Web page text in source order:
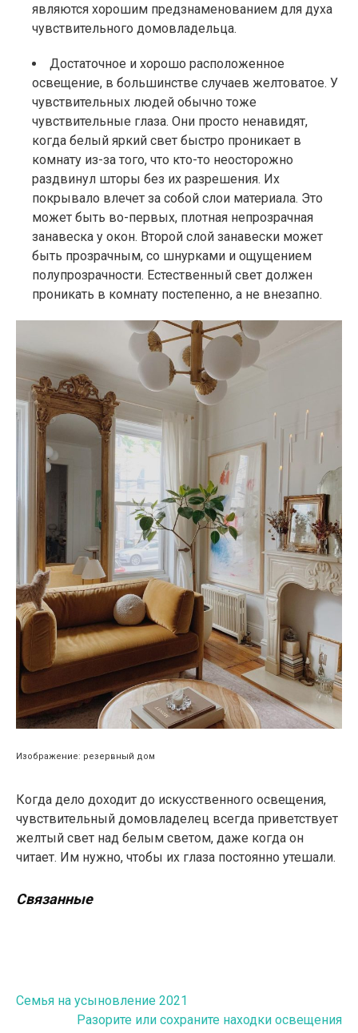
являются хорошим предзнаменованием для духа
чувствительного домовладельца.
Достаточное и хорошо расположенное
освещение, в большинстве случаев желтоватое. У
чувствительных людей обычно тоже
чувствительные глаза. Они просто ненавидят,
когда белый яркий свет быстро проникает в
комнату из-за того, что кто-то неосторожно
раздвинул шторы без их разрешения. Их
покрывало влечет за собой слои материала. Это
может быть во-первых, плотная непрозрачная
занавеска у окон. Второй слой занавески может
быть прозрачным, со шнурками и ощущением
полупрозрачности. Естественный свет должен
проникать в комнату постепенно, а не внезапно.
Изображение: резервный дом
Когда дело доходит до искусственного освещения,
чувствительный домовладелец всегда приветствует
желтый свет над белым светом, даже когда он
читает. Им нужно, чтобы их глаза постоянно утешали.
Связанные
Навигация
Семья на усыновление 2021
Разорите или сохраните находки освещения